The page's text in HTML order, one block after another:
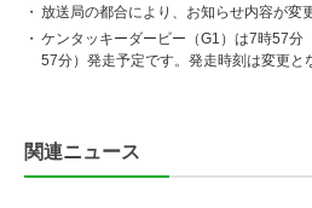
・ 放送局の都合により、お知らせ内容が変
・ ケンタッキーダービー（G1）は7時57分
57分）発走予定です。発走時刻は変更と
関連ニュース